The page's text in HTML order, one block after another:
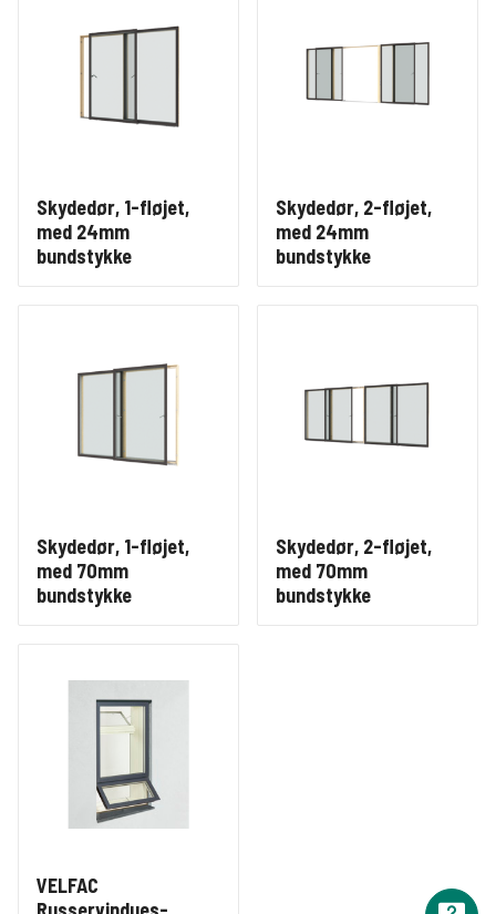
Skydedør, 1-fløjet,
med 24mm
bundstykke
Skydedør, 2-fløjet,
med 24mm
bundstykke
Skydedør, 1-fløjet,
med 70mm
bundstykke
Skydedør, 2-fløjet,
med 70mm
bundstykke
VELFAC